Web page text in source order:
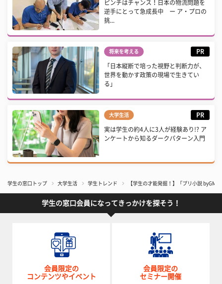
ピンチはチャンス！日本の物流問題を
逆手にとって急成長中 ー ア・プロの
挑...
将来を考える PR
「日本縦断で培った視野と判断力が、
世界を動かす政策の現場で生きてい
る」
大学生活 PR
実は学生の約4人に3人が経験あり!? ア
ンケートから知るダークパターン入門
学生の窓口トップ 大学生活 学生トレンド 【学生の才能発掘！】「プリ小説
学生の窓口会員になってきっかけを探そう！
会員限定の
コンテンツやイベント
会員限定の
セミナー開催